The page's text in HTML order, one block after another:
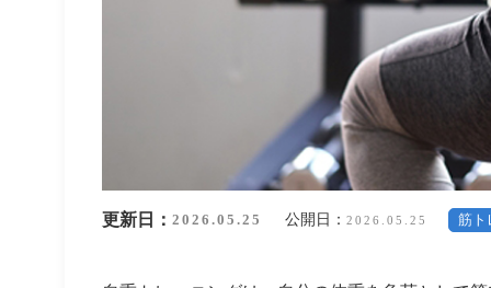
更新日：2026.05.25 公開日：2026.05.25 筋ト